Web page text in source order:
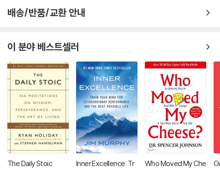
배송/반품/교환 안내
이 분야 베스트셀러
The Daily Stoic
Inner Excellence: Tr
Who Moved My Che